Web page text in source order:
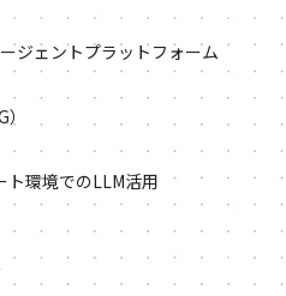
ジェントプラットフォーム
ト環境でのLLM活用